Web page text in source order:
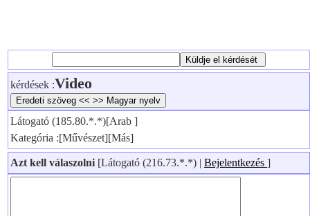
kérdések :Video
Látogató (185.80.*.*)[Arab ]
Kategória :[Művészet][Más]
Azt kell válaszolni [Látogató (216.73.*.*) | Bejelentkezés ]